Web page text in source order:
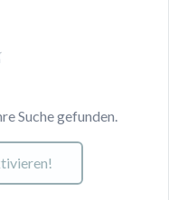
Suche gefunden.